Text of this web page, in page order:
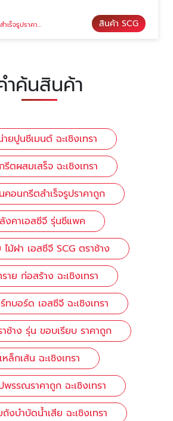
ร็จรูปราคาถูก สินค้า SCG
ำค้นสินค้า
ยปูนซีเมนต์ ฉะเชิงเทรา
ตผสมเสร็จ ฉะเชิงเทรา
อนกรีตสําเร็จรูปราคาถูก
งคาเอสซีจี รุ่นซีแพค
ไม้ฝา เอสซีจี SCG ตราช้าง
าย ก่อสร้าง ฉะเชิงเทรา
ทบอร์ด เอสซีจี ฉะเชิงเทรา
ช้าง รุ่น ขอบเรียบ ราคาถูก
เหล็กเส้น ฉะเชิงเทรา
พรรณราคาถูก ฉะเชิงเทรา
งบำบัดน้ำเสีย ฉะเชิงเทรา